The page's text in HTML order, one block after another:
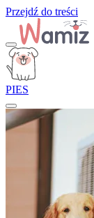
Przejdź do treści
PIES